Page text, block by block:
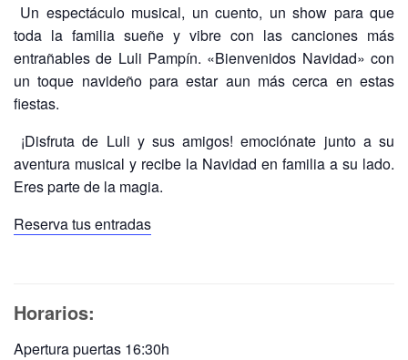
Un espectáculo musical, un cuento, un show para que
toda la familia sueñe y vibre con las canciones más
entrañables de Luli Pampín. «Bienvenidos Navidad» con
un toque navideño para estar aun más cerca en estas
fiestas.
¡Disfruta de Luli y sus amigos! emociónate junto a su
aventura musical y recibe la Navidad en familia a su lado.
Eres parte de la magia.
Reserva tus entradas
Horarios:
Apertura puertas 16:30h